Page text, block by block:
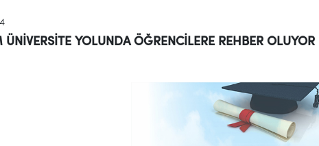
ÜNİVERSİTE YOLUNDA ÖĞRENCİLERE REHBER OLUYOR